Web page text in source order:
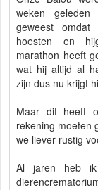
weken
geweest
hoesten en
marathon heeft
wat hij altijd al
zijn dus nu krijgt
Maar dit heeft
rekening moeten
we liever rustig
Al jaren heb